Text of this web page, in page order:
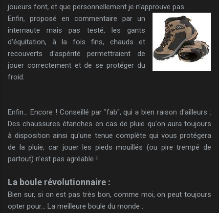
joueurs font, et que personnellement je n'approuve pas...
Enfin, proposé en commentaire par un
internaute mais pas testé, les gants
d'équitation, à la fois fins, chauds et
recouverts d'aspérité permettraient de
jouer correctement et de se protéger du
froid.
Enfin... Encore ! Conseillé par "fab", qui a bien raison d'ailleurs :
Des chaussures étanches en cas de pluie qu'on aura toujours
à disposition ainsi qu'une tenue complète qui vous protégera
de la pluie, car jouer les pieds mouillés (ou pire trempé de
partout) n'est pas agréable !
La boule révolutionnaire :
Bien sur, si on est pas très bon, comme moi, on peut toujours
opter pour... La meilleure boule du monde :